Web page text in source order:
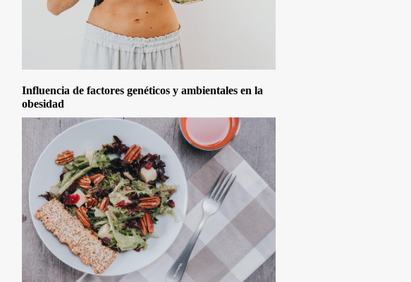
Influencia de factores genéticos y ambientales en la
obesidad